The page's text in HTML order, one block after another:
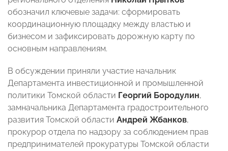
обозначил ключевые задачи: сформировать
координационную площадку между властью и
бизнесом и зафиксировать дорожную карту по
основным направлениям.
В обсуждении приняли участие начальник
Департамента инвестиционной и промышленной
политики Томской области Георгий Бородулин,
замначальника Департамента градостроительного
развития Томской области Андрей Жбанков,
прокурор отдела по надзору за соблюдением прав
предпринимателей прокуратуры Томской области